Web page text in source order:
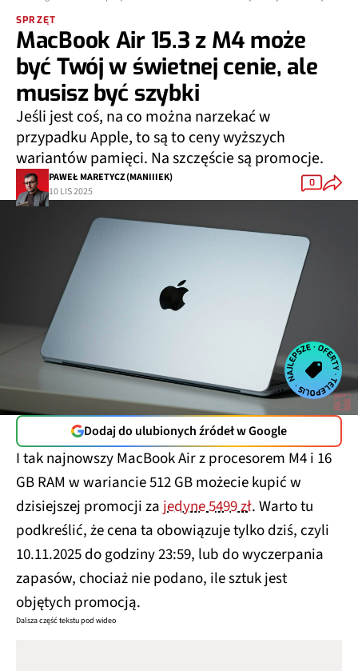
SPRZĘT
MacBook Air 15.3 z M4 może
być Twój w świetnej cenie, ale
musisz być szybki
Jeśli jest coś, na co można narzekać w
przypadku Apple, to są to ceny wyższych
wariantów pamięci. Na szczęście są promocje.
PAWEŁ MARETYCZ (MANIIIEK)
10 LIS 2025
0
Dodaj do ulubionych źródeł w Google
I tak najnowszy MacBook Air z procesorem M4 i 16
GB RAM w wariancie 512 GB możecie kupić w
dzisiejszej promocji za jedyne 5499 zł. Warto tu
podkreślić, że cena ta obowiązuje tylko dziś, czyli
10.11.2025 do godziny 23:59, lub do wyczerpania
zapasów, chociaż nie podano, ile sztuk jest
objętych promocją.
Dalsza część tekstu pod wideo